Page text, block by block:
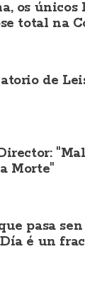
os únicos
total na
de
Morte"
pasa
é un